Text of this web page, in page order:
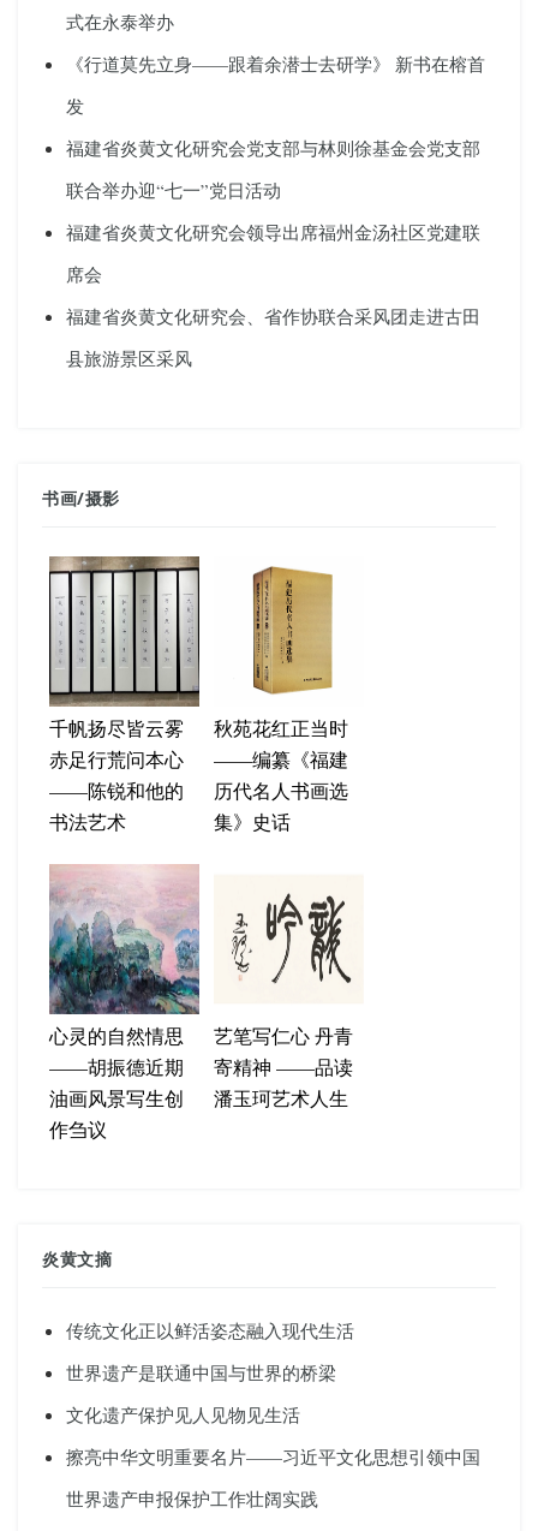
式在永泰举办
《行道莫先立身——跟着余潜士去研学》 新书在榕首
发
福建省炎黄文化研究会党支部与林则徐基金会党支部
联合举办迎“七一”党日活动
福建省炎黄文化研究会领导出席福州金汤社区党建联
席会
福建省炎黄文化研究会、省作协联合采风团走进古田
县旅游景区采风
书画/摄影
千帆扬尽皆云雾
赤足行荒问本心
——陈锐和他的
书法艺术
秋苑花红正当时
——编纂《福建
历代名人书画选
集》史话
心灵的自然情思
——胡振德近期
油画风景写生创
作刍议
艺笔写仁心 丹青
寄精神 ——品读
潘玉珂艺术人生
炎黄文摘
传统文化正以鲜活姿态融入现代生活
世界遗产是联通中国与世界的桥梁
文化遗产保护见人见物见生活
擦亮中华文明重要名片——习近平文化思想引领中国
世界遗产申报保护工作壮阔实践